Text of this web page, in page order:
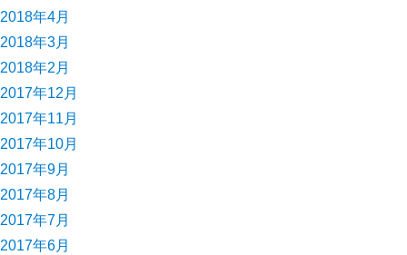
2018年4月
2018年3月
2018年2月
2017年12月
2017年11月
2017年10月
2017年9月
2017年8月
2017年7月
2017年6月